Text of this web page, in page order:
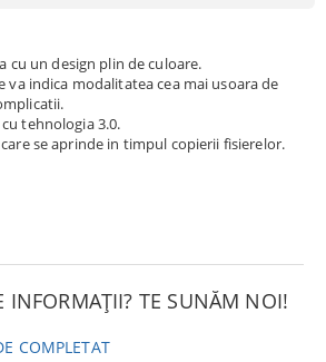
cu un design plin de culoare.
va indica modalitatea cea mai usoara de
tehnologia 3.0.
se aprinde in timpul copierii fisierelor.
INFORMAȚII? TE SUNĂM NOI!
COMPLETAT